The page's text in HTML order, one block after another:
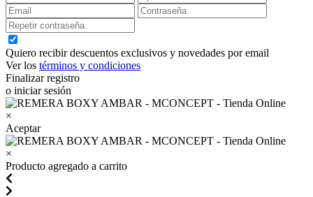
Quiero recibir descuentos exclusivos y novedades por email
Ver los términos y condiciones
Finalizar registro
o iniciar sesión
×
Aceptar
×
Producto agregado a carrito